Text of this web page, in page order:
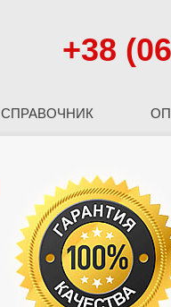
+38
СПРАВОЧНИК